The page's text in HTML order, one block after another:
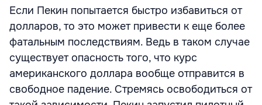
Если Пекин попытается быстро избавиться от
долларов, то это может привести к еще более
фатальным последствиям. Ведь в таком случае
существует опасность того, что курс
американского доллара вообще отправится в
свободное падение. Стремясь освободиться от